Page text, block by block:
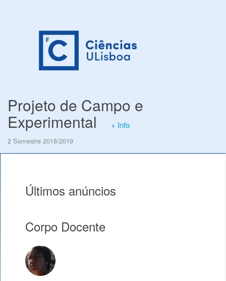
Projeto de Campo e
Experimental + Info
2 Semestre 2018/2019
Últimos anúncios
Corpo Docente